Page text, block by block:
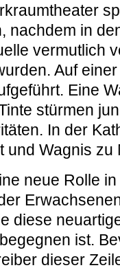
nachdem in
vermutlich
Auf
Eine
stürmen
In der
und Wagnis zu
neue Rolle
diese
ist.
dieser